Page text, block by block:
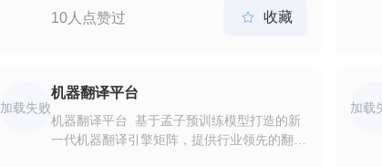
10人点赞过  收藏
加载失败
机器翻译平台
机器翻译平台 基于孟子预训练模型打造的新
一代机器翻译引擎矩阵，提供行业领先的翻译
加载